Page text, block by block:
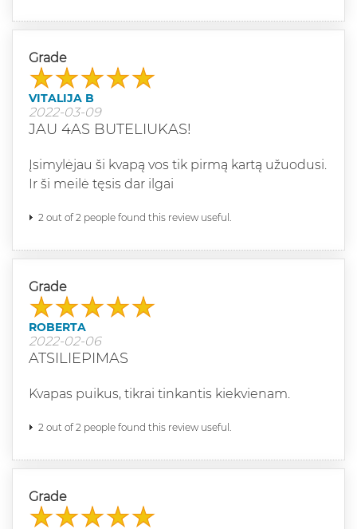
Grade
VITALIJA B
2022-03-09
JAU 4AS BUTELIUKAS!
Įsimylėjau ši kvapą vos tik pirmą kartą užuodusi.
Ir ši meilė tęsis dar ilgai
2 out of 2 people found this review useful.
Grade
ROBERTA
2022-02-06
ATSILIEPIMAS
Kvapas puikus, tikrai tinkantis kiekvienam.
2 out of 2 people found this review useful.
Grade